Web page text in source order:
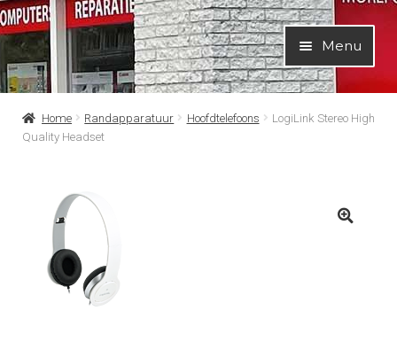
Ga
door
naar
navigatie
Ga
naar
de
inhoud
Menu
Home Randapparatuur Hoofdtelefoons
LogiLink Stereo High
Quality Headset